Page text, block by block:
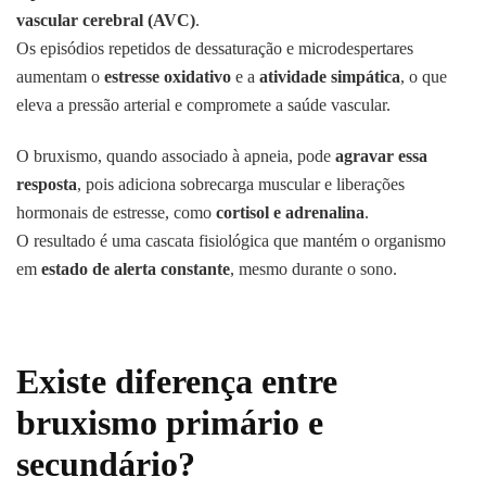
vascular cerebral (AVC).
Os episódios repetidos de dessaturação e microdespertares
aumentam o estresse oxidativo e a atividade simpática, o que
eleva a pressão arterial e compromete a saúde vascular.
O bruxismo, quando associado à apneia, pode agravar essa
resposta, pois adiciona sobrecarga muscular e liberações
hormonais de estresse, como cortisol e adrenalina.
O resultado é uma cascata fisiológica que mantém o organismo
em estado de alerta constante, mesmo durante o sono.
Existe diferença entre
bruxismo primário e
secundário?